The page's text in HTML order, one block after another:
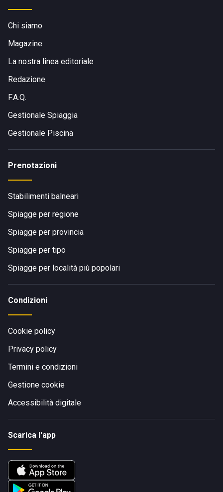
Chi siamo
Magazine
La nostra linea editoriale
Redazione
F.A.Q.
Gestionale Spiaggia
Gestionale Piscina
Prenotazioni
Stabilimenti balneari
Spiagge per regione
Spiagge per provincia
Spiagge per tipo
Spiagge per località più popolari
Condizioni
Cookie policy
Privacy policy
Termini e condizioni
Gestione cookie
Accessibilità digitale
Scarica l'app